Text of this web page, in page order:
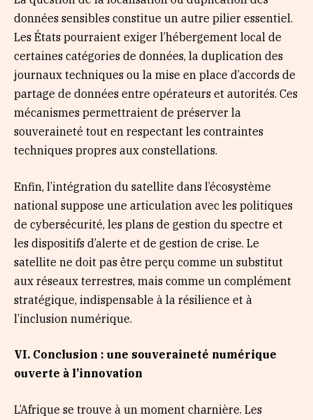
données sensibles constitue un autre pilier essentiel.
Les États pourraient exiger l’hébergement local de
certaines catégories de données, la duplication des
journaux techniques ou la mise en place d’accords de
partage de données entre opérateurs et autorités. Ces
mécanismes permettraient de préserver la
souveraineté tout en respectant les contraintes
techniques propres aux constellations.
Enfin, l’intégration du satellite dans l’écosystème
national suppose une articulation avec les politiques
de cybersécurité, les plans de gestion du spectre et
les dispositifs d’alerte et de gestion de crise. Le
satellite ne doit pas être perçu comme un substitut
aux réseaux terrestres, mais comme un complément
stratégique, indispensable à la résilience et à
l’inclusion numérique.
VI. Conclusion : une souveraineté numérique
ouverte à l’innovation
L’Afrique se trouve à un moment charnière. Les